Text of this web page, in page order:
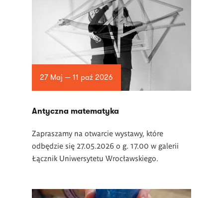
27 Maj — 11 paź 2026
Antyczna matematyka
Zapraszamy na otwarcie wystawy, które
odbędzie się 27.05.2026 o g. 17.00 w galerii
Łącznik Uniwersytetu Wrocławskiego.